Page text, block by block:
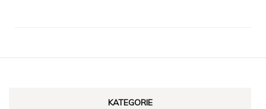
KATEGORIE